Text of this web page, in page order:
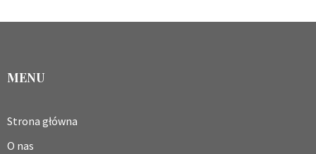
MENU
Strona główna
O nas